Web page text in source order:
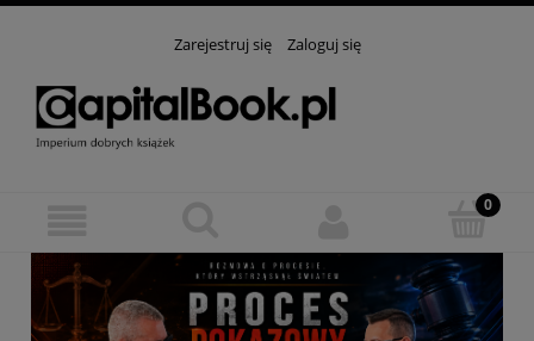
Zarejestruj się Zaloguj się